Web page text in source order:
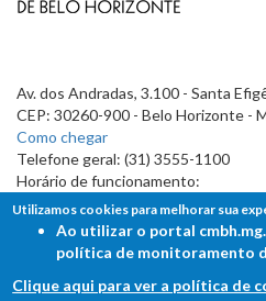
Av. dos Andradas, 3.100 - Santa
CEP: 30260-900 - Belo Horizonte -
Como chegar
Telefone geral: (31) 3555-1100
Horário de funcionamento:
7h às 19h
Utilizamos cookies para melhorar sua
Ao utilizar o portal
política de monitoramento
Clique aqui para ver a política de